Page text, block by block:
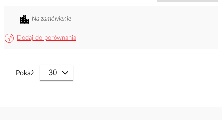
Dodaj do porównania
Na zamówienie
Pokaż